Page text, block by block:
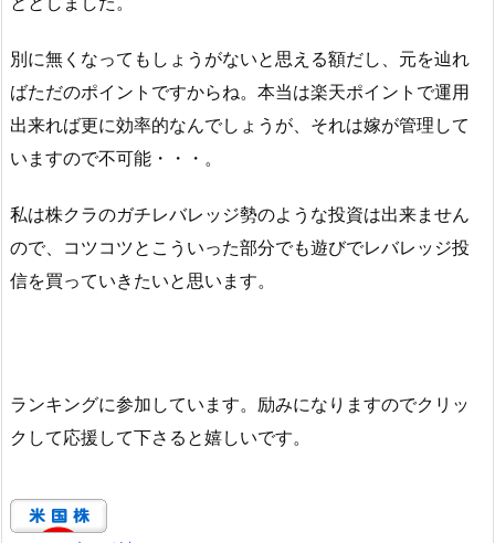
別に無くなってもしょうがないと思える額だし、元を辿れ
ばただのポイントですからね。本当は楽天ポイントで運用
出来れば更に効率的なんでしょうが、それは嫁が管理して
いますので不可能・・・。
私は株クラのガチレバレッジ勢のような投資は出来ません
ので、コツコツとこういった部分でも遊びでレバレッジ投
信を買っていきたいと思います。
ランキングに参加しています。励みになりますのでクリッ
クして応援して下さると嬉しいです。